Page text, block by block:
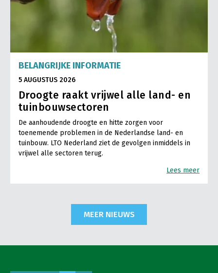
BELANGRIJKE INFORMATIE
5 AUGUSTUS 2026
Droogte raakt vrijwel alle land- en
tuinbouwsectoren
De aanhoudende droogte en hitte zorgen voor
toenemende problemen in de Nederlandse land- en
tuinbouw. LTO Nederland ziet de gevolgen inmiddels in
vrijwel alle sectoren terug.
Lees meer
MEER NIEUWS